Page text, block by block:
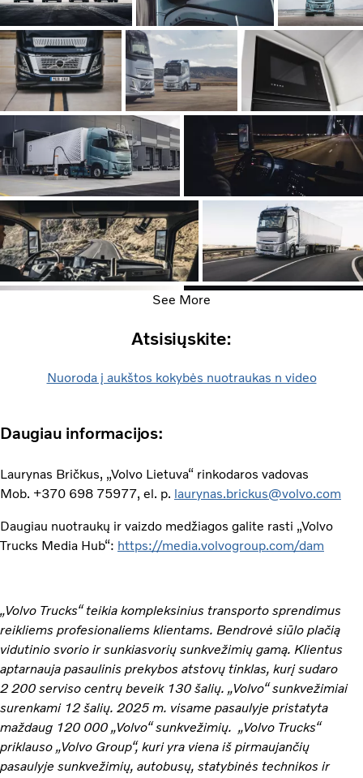
See More
Atsisiųskite:
Nuoroda į aukštos kokybės nuotraukas n video
Daugiau informacijos:
Laurynas Bričkus, „Volvo Lietuva“ rinkodaros vadovas
Mob. +370 698 75977, el. p. laurynas.brickus@volvo.com
Daugiau nuotraukų ir vaizdo medžiagos galite rasti „Volvo
Trucks Media Hub“: https://media.volvogroup.com/dam
„Volvo Trucks“ teikia kompleksinius transporto sprendimus
reikliems profesionaliems klientams. Bendrovė siūlo plačią
vidutinio svorio ir sunkiasvorių sunkvežimių gamą. Klientus
aptarnauja pasaulinis prekybos atstovų tinklas, kurį sudaro
2 200 serviso centrų beveik 130 šalių. „Volvo“ sunkvežimiai
surenkami 12 šalių. 2025 m. visame pasaulyje pristatyta
maždaug 120 000 „Volvo“ sunkvežimių. „Volvo Trucks“
priklauso „Volvo Group“, kuri yra viena iš pirmaujančių
pasaulyje sunkvežimių, autobusų, statybinės technikos ir